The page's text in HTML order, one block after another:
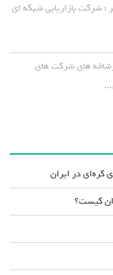
: شرکت بازاریابی شبکه ای
های شرکت های
کره‌ای در ایران
کیست؟